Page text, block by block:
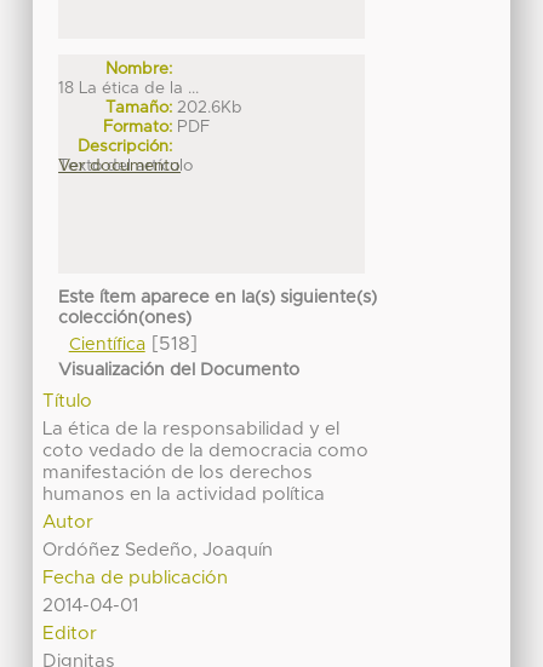
Nombre:
18 La ética de la ...
Tamaño: 202.6Kb
Formato: PDF
Descripción:
Texto del artículo
Ver documento
Este ítem aparece en la(s) siguiente(s)
colección(ones)
Científica[518]
Visualización del Documento
Título
La ética de la responsabilidad y el
coto vedado de la democracia como
manifestación de los derechos
humanos en la actividad política
Autor
Ordóñez Sedeño, Joaquín
Fecha de publicación
2014-04-01
Editor
Dignitas